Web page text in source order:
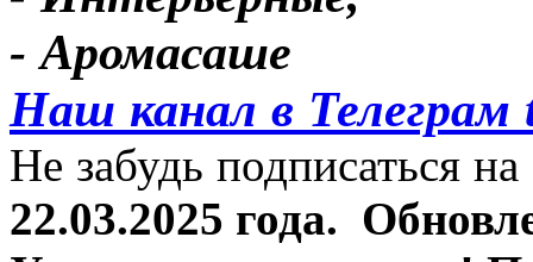
- Аромасаше
Наш канал в Телеграм
Не забудь подписаться
22.03.2025 года.